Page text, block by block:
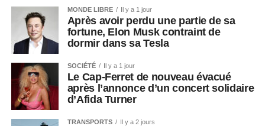
MONDE LIBRE Il y a 1 jour
Après avoir perdu une partie de sa
fortune, Elon Musk contraint de
dormir dans sa Tesla
SOCIÉTÉ Il y a 1 jour
Le Cap-Ferret de nouveau évacué
après l’annonce d’un concert solidaire
d’Afida Turner
TRANSPORTS Il y a 2 jours